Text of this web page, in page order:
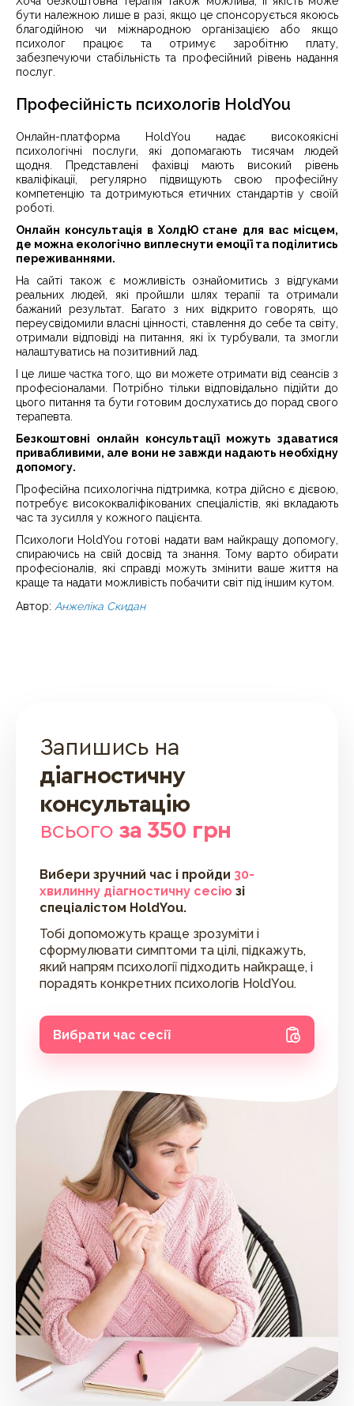
бути належною лише в разі, якщо це спонсорується якоюсь
благодійною чи міжнародною організацією або якщо
психолог працює та отримує заробітню плату,
забезпечуючи стабільність та професійний рівень надання
послуг.
Професійність психологів HoldYou
Онлайн-платформа HoldYou надає високоякісні
психологічні послуги, які допомагають тисячам людей
щодня. Представлені фахівці мають високий рівень
кваліфікації, регулярно підвищують свою професійну
компетенцію та дотримуються етичних стандартів у своїй
роботі.
Онлайн консультація в ХолдЮ стане для вас місцем,
де можна екологічно виплеснути емоції та поділитись
переживаннями.
На сайті також є можливість ознайомитись з відгуками
реальних людей, які пройшли шлях терапії та отримали
бажаний результат. Багато з них відкрито говорять, що
переусвідомили власні цінності, ставлення до себе та світу,
отримали відповіді на питання, які їх турбували, та змогли
налаштуватись на позитивний лад.
І це лише частка того, що ви можете отримати від сеансів з
професіоналами. Потрібно тільки відповідально підійти до
цього питання та бути готовим дослухатись до порад свого
терапевта.
Безкоштовні онлайн консультації можуть здаватися
привабливими, але вони не завжди надають необхідну
допомогу.
Професійна психологічна підтримка, котра дійсно є дієвою,
потребує висококваліфікованих спеціалістів, які вкладають
час та зусилля у кожного пацієнта.
Психологи HoldYou готові надати вам найкращу допомогу,
спираючись на свій досвід та знання. Тому варто обирати
професіоналів, які справді можуть змінити ваше життя на
краще та надати можливість побачити світ під іншим кутом.
Автор: Анжеліка Скидан
Запишись на
діагностичну
консультацію
всього за 350 грн
Вибери зручний час і пройди 30-
хвилинну діагностичну сесію зі
спеціалістом HoldYou.
Тобі допоможуть краще зрозуміти і
сформулювати симптоми та цілі, підкажуть,
який напрям психології підходить найкраще, і
порадять конкретних психологів HoldYou.
Вибрати час сесії